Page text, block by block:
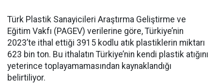
Türk Plastik Sanayicileri Araştırma Geliştirme ve
Eğitim Vakfı (PAGEV) verilerine göre, Türkiye’nin
2023’te ithal ettiği 3915 kodlu atık plastiklerin miktarı
623 bin ton. Bu ithalatın Türkiye’nin kendi plastik atığını
yeterince toplayamamasından kaynaklandığı
belirtiliyor.